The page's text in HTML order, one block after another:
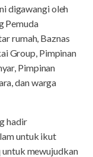
digawangi oleh
Pemuda
rumah, Baznas
Group, Pimpinan
Pimpinan
dan warga
hadir
untuk ikut
mewujudkan